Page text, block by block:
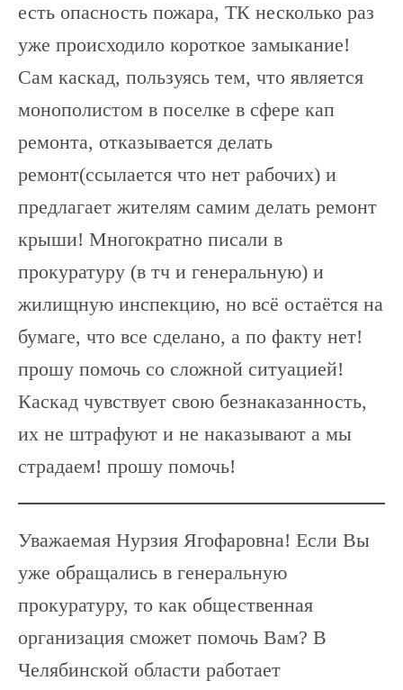
есть опасность пожара, ТК несколько раз
уже происходило короткое замыкание!
Сам каскад, пользуясь тем, что является
монополистом в поселке в сфере кап
ремонта, отказывается делать
ремонт(ссылается что нет рабочих) и
предлагает жителям самим делать ремонт
крыши! Многократно писали в
прокуратуру (в тч и генеральную) и
жилищную инспекцию, но всё остаётся на
бумаге, что все сделано, а по факту нет!
прошу помочь со сложной ситуацией!
Каскад чувствует свою безнаказанность,
их не штрафуют и не наказывают а мы
страдаем! прошу помочь!
Уважаемая Нурзия Ягофаровна! Если Вы
уже обращались в генеральную
прокуратуру, то как общественная
организация сможет помочь Вам? В
Челябинской области работает